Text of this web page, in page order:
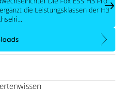
die Leistungsklassen der H3